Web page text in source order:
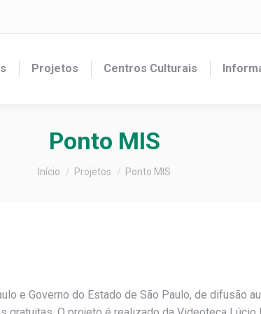
Projetos Centros Culturais
Ponto MIS
Você está aqui:
Início Projetos Ponto MIS
e Governo do Estado de São Paulo, de difusão